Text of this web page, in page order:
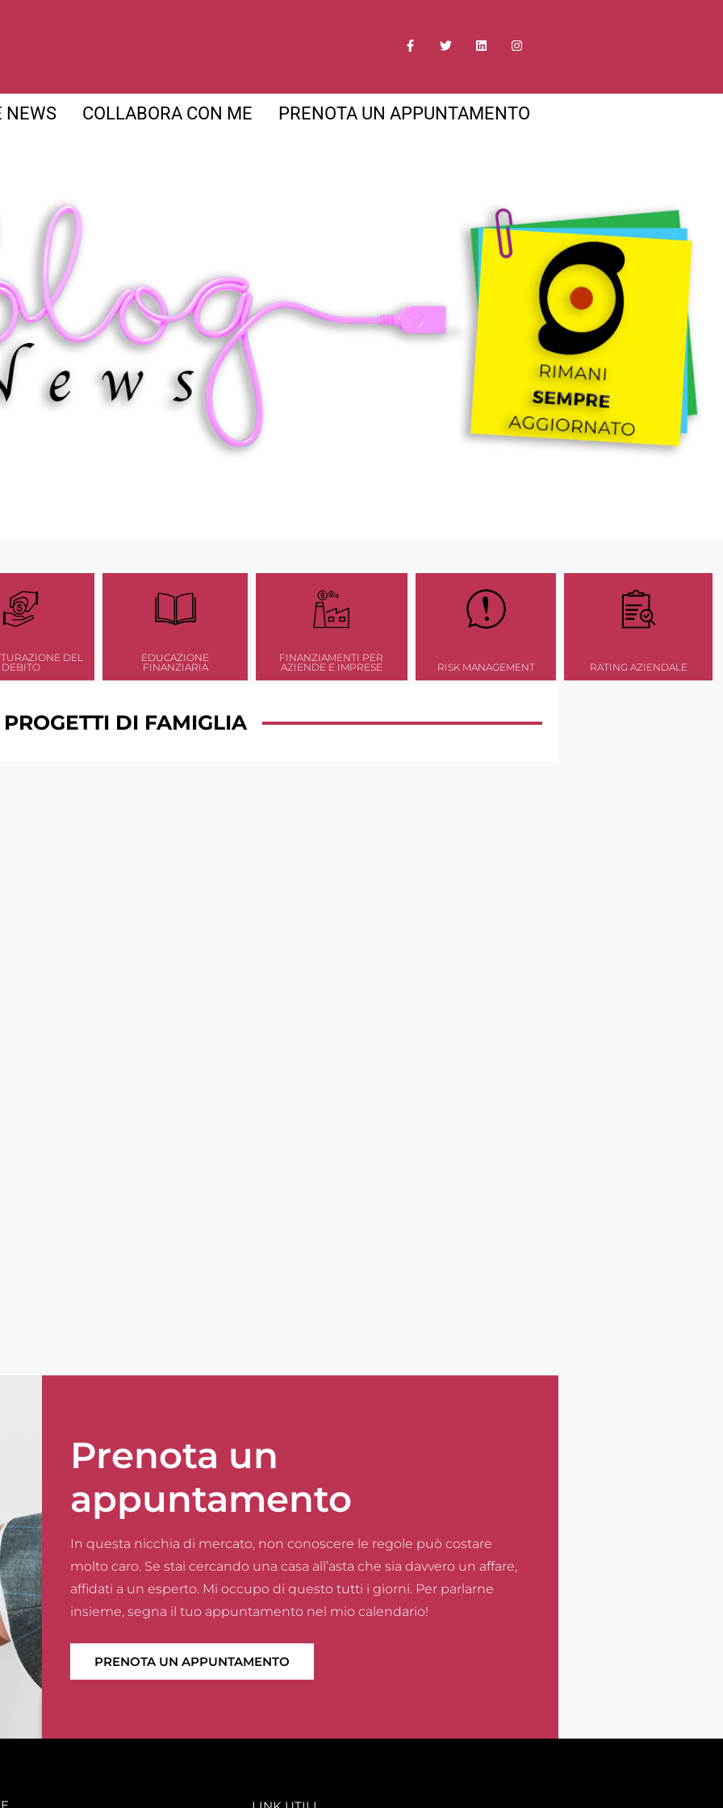
NEWS COLLABORA CON ME PRENOTA UN APPUNTAMENTO
DEL
DEBITO
EDUCAZIONE
FINANZIARIA
FINANZIAMENTI PER
AZIENDE E IMPRESE
RISK MANAGEMENT RATING AZIENDALE
PROGETTI DI FAMIGLIA
Prenota un
appuntamento
In questa nicchia di mercato, non conoscere le regole può costare
molto caro. Se stai cercando una casa all’asta che sia davvero un affare,
affidati a un esperto. Mi occupo di questo tutti i giorni. Per parlarne
insieme, segna il tuo appuntamento nel mio calendario!
PRENOTA UN APPUNTAMENTO